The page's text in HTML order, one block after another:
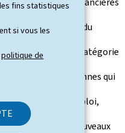
fins statistiques
si vous les
politique de
là, la hausse du
%. La deuxième catégorie
des personnes qui
demandeur d'emploi,
813 nouveaux